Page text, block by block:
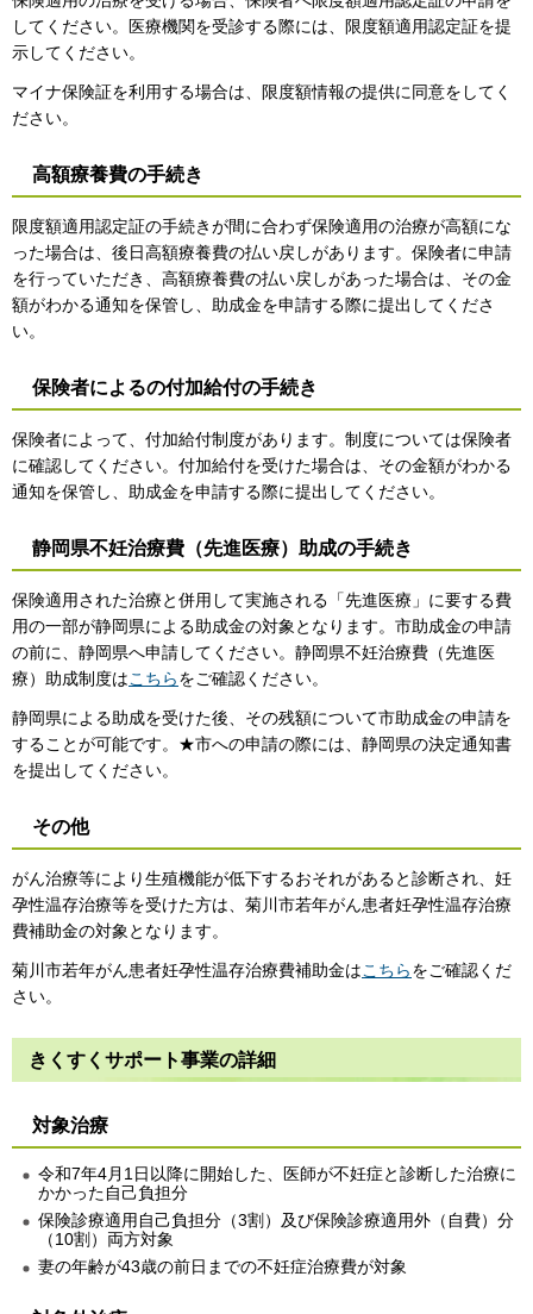
してください。医療機関を受診する際には、限度額適用認定証を提
示してください。
マイナ保険証を利用する場合は、限度額情報の提供に同意をしてく
ださい。
高額療養費の手続き
限度額適用認定証の手続きが間に合わず保険適用の治療が高額にな
った場合は、後日高額療養費の払い戻しがあります。保険者に申請
を行っていただき、高額療養費の払い戻しがあった場合は、その金
額がわかる通知を保管し、助成金を申請する際に提出してくださ
い。
保険者によるの付加給付の手続き
保険者によって、付加給付制度があります。制度については保険者
に確認してください。付加給付を受けた場合は、その金額がわかる
通知を保管し、助成金を申請する際に提出してください。
静岡県不妊治療費（先進医療）助成の手続き
保険適用された治療と併用して実施される「先進医療」に要する費
用の一部が静岡県による助成金の対象となります。市助成金の申請
の前に、静岡県へ申請してください。静岡県不妊治療費（先進医
療）助成制度はこちらをご確認ください。
静岡県による助成を受けた後、その残額について市助成金の申請を
することが可能です。★市への申請の際には、静岡県の決定通知書
を提出してください。
その他
がん治療等により生殖機能が低下するおそれがあると診断され、妊
孕性温存治療等を受けた方は、菊川市若年がん患者妊孕性温存治療
費補助金の対象となります。
菊川市若年がん患者妊孕性温存治療費補助金はこちらをご確認くだ
さい。
きくすくサポート事業の詳細
対象治療
令和7年4月1日以降に開始した、医師が不妊症と診断した治療に
かかった自己負担分
保険診療適用自己負担分（3割）及び保険診療適用外（自費）分
（10割）両方対象
妻の年齢が43歳の前日までの不妊症治療費が対象